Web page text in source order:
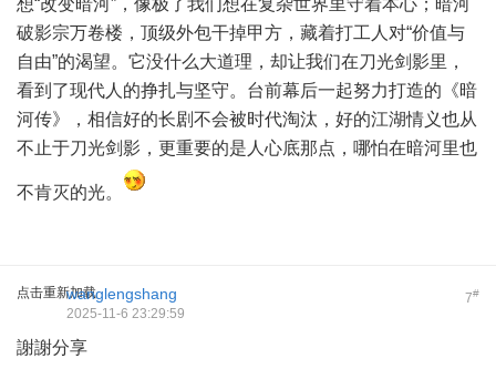
想“改变暗河”，像极了我们想在复杂世界里守着本心；暗河
破影宗万卷楼，顶级外包干掉甲方，藏着打工人对“价值与
自由”的渴望。它没什么大道理，却让我们在刀光剑影里，
看到了现代人的挣扎与坚守。台前幕后一起努力打造的《暗
河传》，相信好的长剧不会被时代淘汰，好的江湖情义也从
不止于刀光剑影，更重要的是人心底那点，哪怕在暗河里也
不肯灭的光。
点击重新加载 7#
wanglengshang
2025-11-6 23:29:59
謝謝分享